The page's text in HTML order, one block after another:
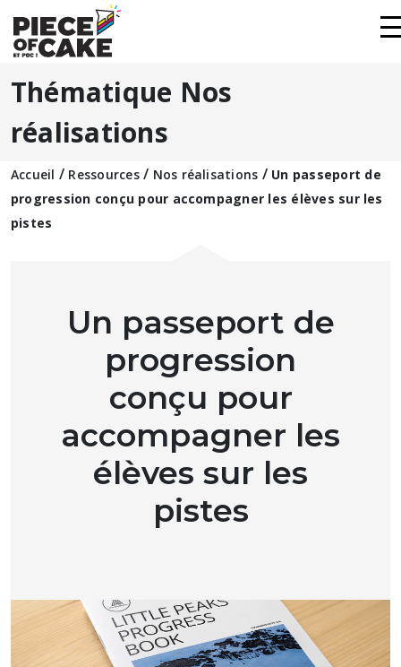
Thématique Nos
réalisations
Accueil / Ressources/ Nos réalisations / Un passeport de
progression conçu pour accompagner les élèves sur les
pistes
Un passeport de
progression
conçu pour
accompagner les
élèves sur les
pistes